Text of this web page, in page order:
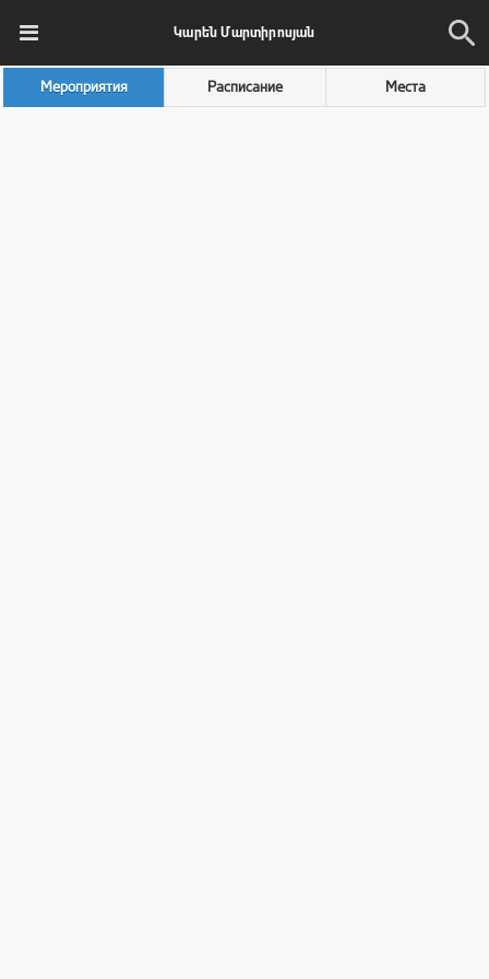
Կարեն Մարտիրոսյան
Мероприятия Расписание Места